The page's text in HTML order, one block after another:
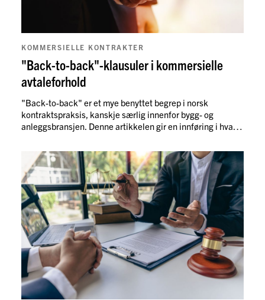
KOMMERSIELLE KONTRAKTER
"Back-to-back"-klausuler i kommersielle
avtaleforhold
"Back-to-back" er et mye benyttet begrep i norsk
kontraktspraksis, kanskje særlig innenfor bygg- og
anleggsbransjen. Denne artikkelen gir en innføring i hva
slike klausuler vil kunne ha. Videre vil vi gi noen konkrete
innspill til hva parter som vurderer å innta slike klausuler i
sin kontrakt bør tenke på.